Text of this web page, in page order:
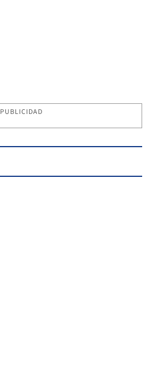
PUBLICIDAD